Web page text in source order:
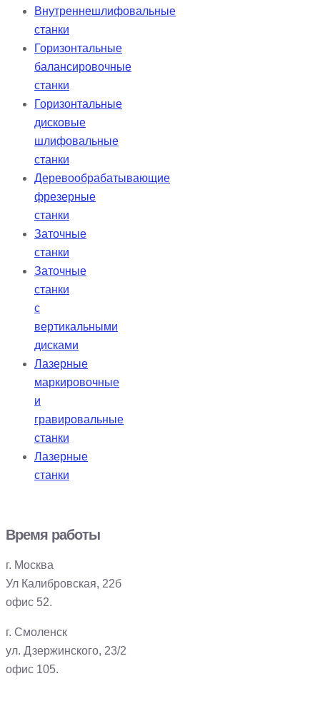
Внутреннешлифовальные
станки
Горизонтальные
балансировочные
станки
Горизонтальные
дисковые
шлифовальные
станки
Деревообрабатывающие
фрезерные
станки
Заточные
станки
Заточные
станки
с
вертикальными
дисками
Лазерные
маркировочные
и
гравировальные
станки
Лазерные
станки
Время работы
г. Москва
Ул Калибровская, 22б
офис 52.
г. Смоленск
ул. Дзержинского, 23/2
офис 105.